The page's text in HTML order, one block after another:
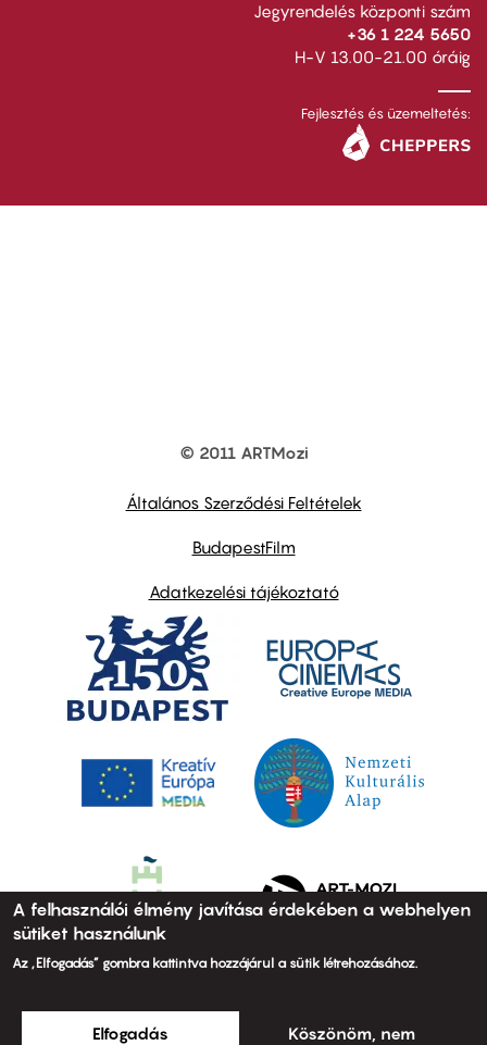
Jegyrendelés központi szám
+36 1 224 5650
H-V 13.00-21.00 óráig
Fejlesztés és üzemeltetés:
© 2011 ARTMozi
Általános Szerződési Feltételek
BudapestFilm
Adatkezelési tájékoztató
A felhasználói élmény javítása érdekében a webhelyen
sütiket használunk
Az „Elfogadás” gombra kattintva hozzájárul a sütik létrehozásához.
Elfogadás Köszönöm, nem